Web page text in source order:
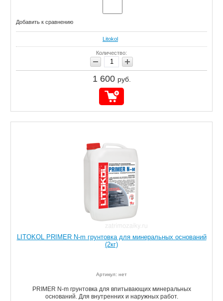
Добавить к сравнению
Litokol
Количество:
1 600 руб.
LITOKOL PRIMER N-m грунтовка для минеральных оснований
(2кг)
Артикул: нет
PRIMER N-m грунтовка для впитывающих минеральных
оснований. Для внутренних и наружных работ.